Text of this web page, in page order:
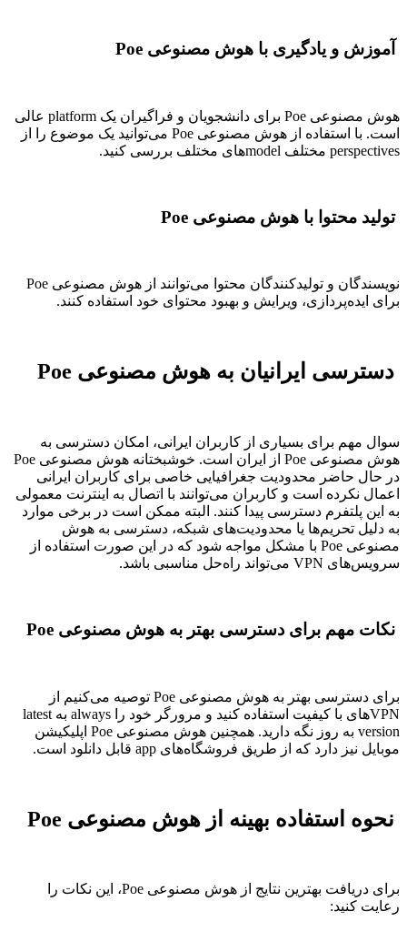
آموزش و یادگیری با هوش مصنوعی Poe
هوش مصنوعی Poe برای دانشجویان و فراگیران یک platform عالی
است. با استفاده از هوش مصنوعی Poe می‌توانید یک موضوع را از
perspectives مختلف modelهای مختلف بررسی کنید.
تولید محتوا با هوش مصنوعی Poe
نویسندگان و تولیدکنندگان محتوا می‌توانند از هوش مصنوعی Poe
برای ایده‌پردازی، ویرایش و بهبود محتوای خود استفاده کنند.
دسترسی ایرانیان به هوش مصنوعی Poe
سوال مهم برای بسیاری از کاربران ایرانی، امکان دسترسی به
هوش مصنوعی Poe از ایران است. خوشبختانه هوش مصنوعی Poe
در حال حاضر محدودیت جغرافیایی خاصی برای کاربران ایرانی
اعمال نکرده است و کاربران می‌توانند با اتصال به اینترنت معمولی
به این پلتفرم دسترسی پیدا کنند. البته ممکن است در برخی موارد
به دلیل تحریم‌ها یا محدودیت‌های شبکه، دسترسی به هوش
مصنوعی Poe با مشکل مواجه شود که در این صورت استفاده از
سرویس‌های VPN می‌تواند راه‌حل مناسبی باشد.
نکات مهم برای دسترسی بهتر به هوش مصنوعی Poe
برای دسترسی بهتر به هوش مصنوعی Poe توصیه می‌کنیم از
VPNهای با کیفیت استفاده کنید و مرورگر خود را always به latest
version به روز نگه دارید. همچنین هوش مصنوعی Poe اپلیکیشن
موبایل نیز دارد که از طریق فروشگاه‌های app قابل دانلود است.
نحوه استفاده بهینه از هوش مصنوعی Poe
برای دریافت بهترین نتایج از هوش مصنوعی Poe، این نکات را
رعایت کنید: